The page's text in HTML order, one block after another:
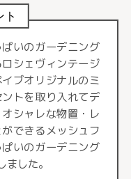
ト
いのガーデニング
シェヴィンテージ
ブオリジナルのミ
トを取り入れてデ
シャレな物置・レ
できるメッシュフ
いのガーデニング
した。